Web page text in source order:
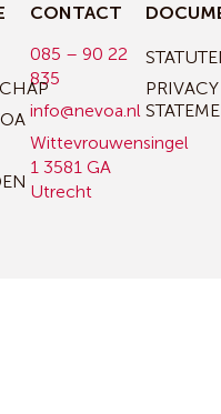
CONTACT
085 – 90 22
835
info@nevoa.nl
Wittevrouwensingel
1 3581 GA
Utrecht
PRIVACY